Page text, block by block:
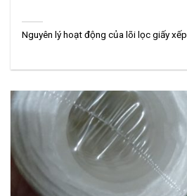
Nguyên lý hoạt động của lõi lọc giấy